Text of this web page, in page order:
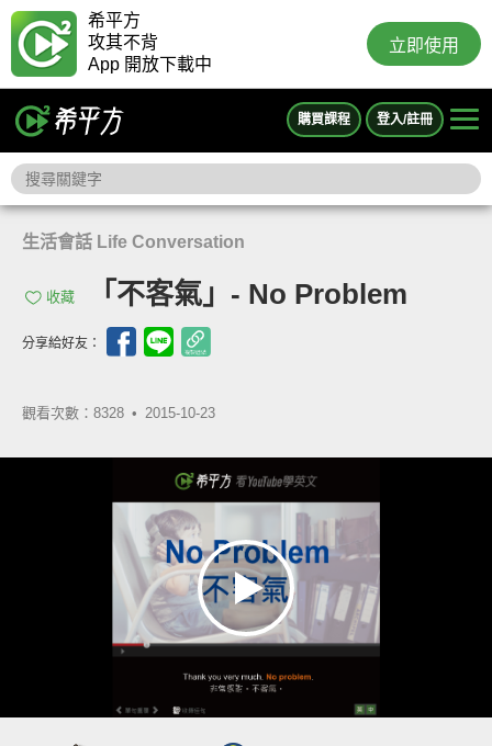
希平方
攻其不背
App 開放下載中
立即使用
購買課程 登入/註冊
生活會話 Life Conversation
收藏 「不客氣」- No Problem
分享給好友：
觀看次數：8328 • 2015-10-23